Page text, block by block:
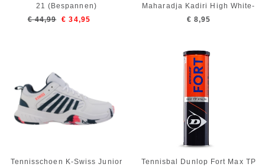
21 (Bespannen)
€ 44,99
€ 34,95
Maharadja Kadiri High White-
Schoenmaat 43 - 46
€ 8,95
Tennisschoen K-Swiss Junior
Tennisbal Dunlop Fort Max TP